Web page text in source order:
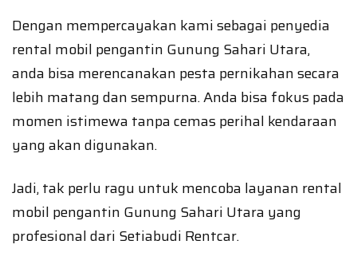
Dengan mempercayakan kami sebagai penyedia
rental mobil pengantin Gunung Sahari Utara,
anda bisa merencanakan pesta pernikahan secara
lebih matang dan sempurna. Anda bisa fokus pada
momen istimewa tanpa cemas perihal kendaraan
yang akan digunakan.
Jadi, tak perlu ragu untuk mencoba layanan rental
mobil pengantin Gunung Sahari Utara yang
profesional dari Setiabudi Rentcar.